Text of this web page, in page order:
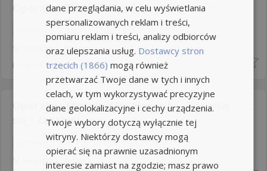
Operator Pieca – Almelo
Umowa o pracę Rodzaj pracy: Stała
Holandia, Almelo
infopraca.pl
Operator Maszyn Metalowych – Rozwijaj
się i Zarabiaj...
Umowa o pracę Rodzaj pracy: Stała
Holandia, Almelo
dane przeglądania, w celu wyświetlania
spersonalizowanych reklam i treści,
pomiaru reklam i treści, analizy odbiorców
oraz ulepszania usług. Dostawcy stron
trzecich (1866) mogą również
przetwarzać Twoje dane w tych i innych
celach, w tym wykorzystywać precyzyjne
dane geolokalizacyjne i cechy urządzenia.
Twoje wybory dotyczą wyłącznie tej
witryny. Niektórzy dostawcy mogą
opierać się na prawnie uzasadnionym
interesie zamiast na zgodzie; masz prawo